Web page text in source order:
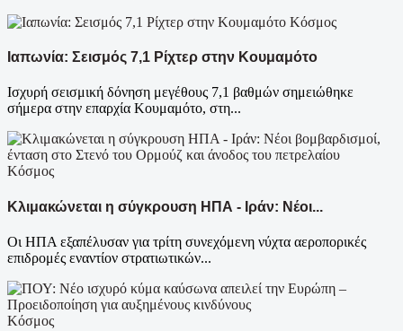
Κόσμος
Ιαπωνία: Σεισμός 7,1 Ρίχτερ στην Κουμαμότο
Ισχυρή σεισμική δόνηση μεγέθους 7,1 βαθμών σημειώθηκε
σήμερα στην επαρχία Κουμαμότο, στη...
Κόσμος
Κλιμακώνεται η σύγκρουση ΗΠΑ - Ιράν: Νέοι...
Οι ΗΠΑ εξαπέλυσαν για τρίτη συνεχόμενη νύχτα αεροπορικές
επιδρομές εναντίον στρατιωτικών...
Κόσμος